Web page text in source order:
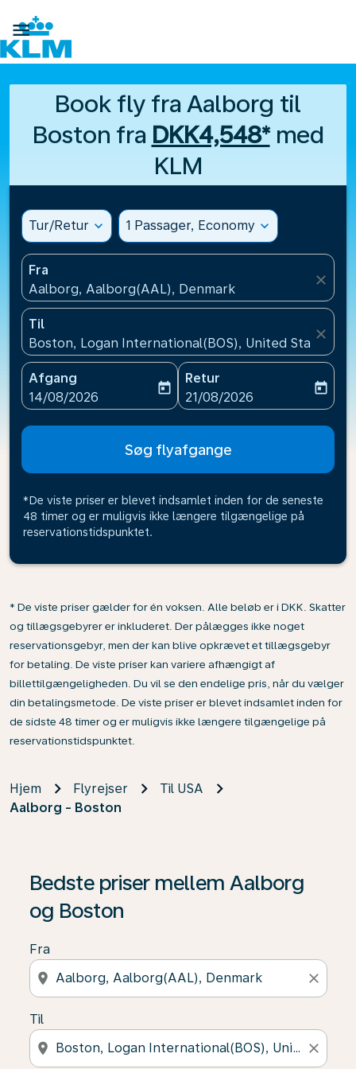

Book fly fra Aalborg til
Boston fra DKK4,548*med
KLM
Tur/Retur expand_more 1 Passager, Economy expand_more
Fra
Aalborg, Aalborg(AAL), Denmark
close
Til
Boston, Logan International(BOS), United States
close
Afgang
fc-booking-departure-date-aria-label
14/08/2026
today
Retur
fc-booking-return-date-
21/08/2026
today
Søg flyafgange
*De viste priser er blevet indsamlet inden for de seneste
48 timer og er muligvis ikke længere tilgængelige på
reservationstidspunktet.
* De viste priser gælder for én voksen. Alle beløb er i DKK. Skatter
og tillægsgebyrer er inkluderet. Der pålægges ikke noget
reservationsgebyr, men der kan blive opkrævet et tillægsgebyr
for betaling. De viste priser kan variere afhængigt af
billettilgængeligheden. Du vil se den endelige pris, når du vælger
din betalingsmetode. De viste priser er blevet indsamlet inden for
de sidste 48 timer og er muligvis ikke længere tilgængelige på
reservationstidspunktet.
Hjem Flyrejser
Til USA
Aalborg - Boston
Bedste priser mellem Aalborg
og Boston
Fra
location_on close
Til
location_on close